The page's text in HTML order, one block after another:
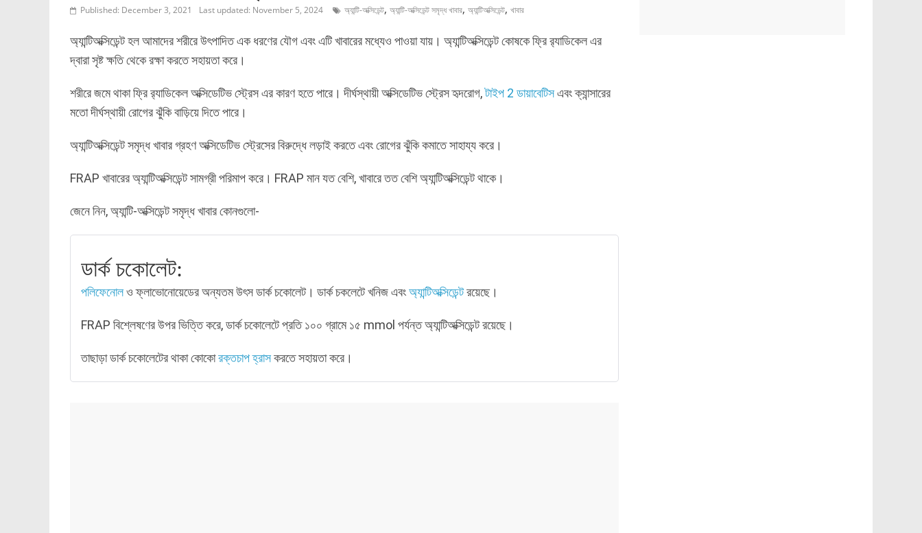
Published: December 3, 2021 Last updated: November 5, 2024 অ্যান্টি-অক্সিডেন্ট, অ্যান্টি-অক্সিডেন্ট সমৃদ্ধ খাবার, অ্যান্টিঅক্সিডেন্ট, খাবার
অ্যান্টিঅক্সিডেন্ট হল আমাদের শরীরে উৎপাদিত এক ধরণের যৌগ এবং এটি খাবারের মধ্যেও পাওয়া যায়। অ্যান্টিঅক্সিডেন্ট কোষকে ফ্রি র‌্যাডিকেল এর
দ্বারা সৃষ্ট ক্ষতি থেকে রক্ষা করতে সহায়তা করে।
শরীরে জমে থাকা ফ্রি র‌্যাডিকেল অক্সিডেটিভ স্ট্রেস এর কারণ হতে পারে। দীর্ঘস্থায়ী অক্সিডেটিভ স্ট্রেস হৃদরোগ,টাইপ 2 ডায়াবেটিসএবং ক্যান্সারের
মতো দীর্ঘস্থায়ী রোগের ঝুঁকি বাড়িয়ে দিতে পারে।
অ্যান্টিঅক্সিডেন্ট সমৃদ্ধ খাবার গ্রহণ অক্সিডেটিভ স্ট্রেসের বিরুদ্ধে লড়াই করতে এবং রোগের ঝুঁকি কমাতে সাহায্য করে।
FRAP খাবারের অ্যান্টিঅক্সিডেন্ট সামগ্রী পরিমাপ করে। FRAP মান যত বেশি, খাবারে তত বেশি অ্যান্টিঅক্সিডেন্ট থাকে।
জেনে নিন, অ্যান্টি-অক্সিডেন্ট সমৃদ্ধ খাবার কোনগুলো-
ডার্ক চকোলেট:
পলিফেনোলও ফ্লাভোনোয়েডের অন্যতম উৎস ডার্ক চকোলেট। ডার্ক চকলেটে খনিজ এবংঅ্যান্টিঅক্সিডেন্টরয়েছে।
FRAP বিশ্লেষণের উপর ভিত্তি করে, ডার্ক চকোলেটে প্রতি ১০০ গ্রামে ১৫ mmol পর্যন্ত অ্যান্টিঅক্সিডেন্ট রয়েছে।
তাছাড়া ডার্ক চকোলেটের থাকা কোকোরক্তচাপ হ্রাসকরতে সহায়তা করে।